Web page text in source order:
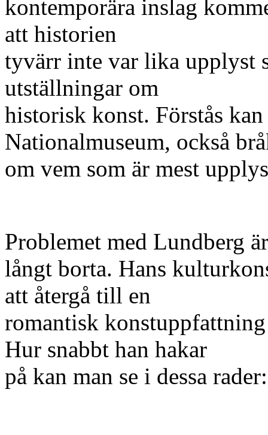
kontemporära inslag
att historien
tyvärr inte var lika upplyst
utställningar om
historisk konst. Förstås
Nationalmuseum, också
om vem som är mest
Problemet med Lundberg
långt borta. Hans
att återgå till en
romantisk
Hur snabbt han hakar
på kan man se i dessa rader: